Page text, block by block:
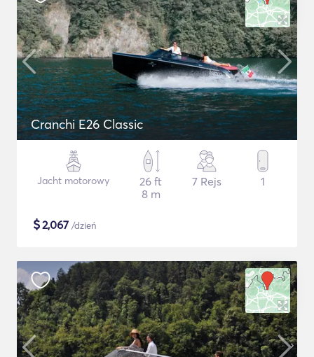
Cranchi E26 Classic
Jacht motorowy
26 ft
8 m
7 Rejs 1
$2,067 /dzień